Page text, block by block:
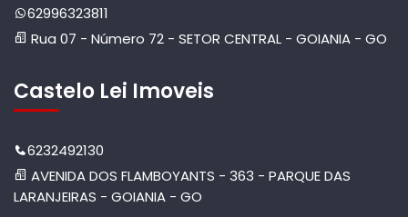
62996323811
Rua 07 - Número 72 - SETOR CENTRAL - GOIANIA - GO
Castelo Lei Imoveis
6232492130
AVENIDA DOS FLAMBOYANTS - 363 - PARQUE DAS
LARANJEIRAS - GOIANIA - GO